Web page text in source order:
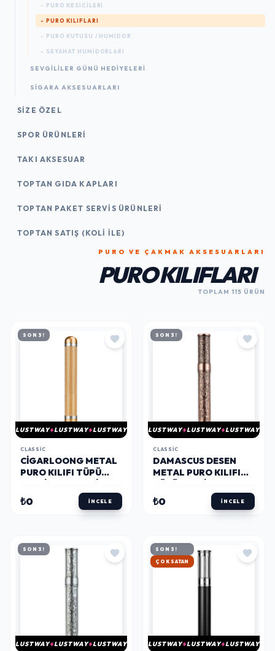
- PURO KESICILERI
- PURO KILIFLARI
- PURO KUTUSU / HUMIDOR
- SEYAHAT HUMIDORLARI
SEVGILILER GÜNÜ HEDIYELERI
SIGARA AKSESUARLARI
SIZE ÖZEL
SPOR ÜRÜNLERI
TAKI AKSESUAR
TOPTAN GIDA KAPLARI
TOPTAN PAKET SERVIS ÜRÜNLERI
TOPTAN SATIŞ (KOLI İLE)
PURO VE ÇAKMAK AKSESUARLARI
PURO KILIFLARI
TOPLAM 115 ÜRÜN
SON 3!
LUSTWAY LUSTWAY LUSTWAY
CLASSIC
CIGARLOONG METAL
PURO KILIFI TÜPÜ
₺0 İNCELE
SON 3!
LUSTWAY LUSTWAY LUSTWAY
CLASSIC
DAMASCUS DESEN
METAL PURO KILIFI
50 RING
₺0 İNCELE
SON 3!
LUSTWAY LUSTWAY LUSTWAY
SON 3!
HIZLI KARGO
LUSTWAY LUSTWAY LUSTWAY